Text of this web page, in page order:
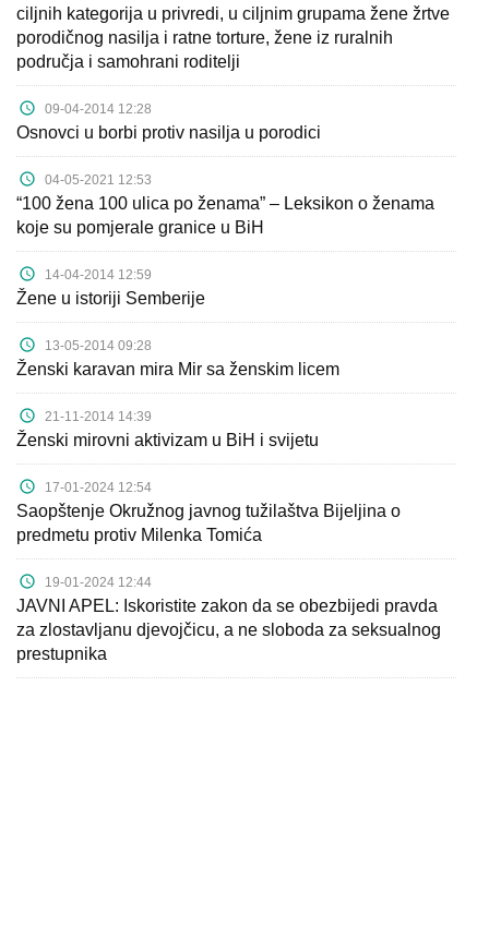
ciljnih kategorija u privredi, u ciljnim grupama žene žrtve
porodičnog nasilja i ratne torture, žene iz ruralnih
područja i samohrani roditelji
09-04-2014 12:28
Osnovci u borbi protiv nasilja u porodici
04-05-2021 12:53
“100 žena 100 ulica po ženama” – Leksikon o ženama
koje su pomjerale granice u BiH
14-04-2014 12:59
Žene u istoriji Semberije
13-05-2014 09:28
Ženski karavan mira Mir sa ženskim licem
21-11-2014 14:39
Ženski mirovni aktivizam u BiH i svijetu
17-01-2024 12:54
Saopštenje Okružnog javnog tužilaštva Bijeljina o
predmetu protiv Milenka Tomića
19-01-2024 12:44
JAVNI APEL: Iskoristite zakon da se obezbijedi pravda
za zlostavljanu djevojčicu, a ne sloboda za seksualnog
prestupnika